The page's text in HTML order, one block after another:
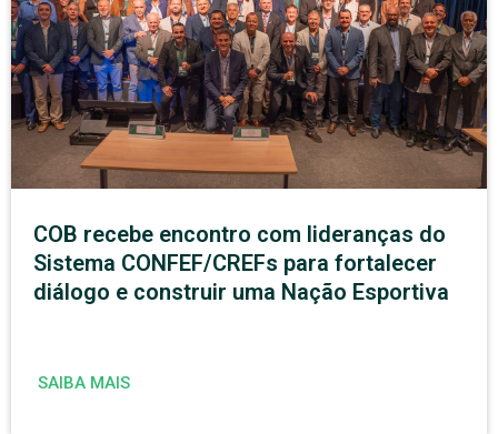
COB recebe encontro com lideranças do
Sistema CONFEF/CREFs para fortalecer
diálogo e construir uma Nação Esportiva
SAIBA MAIS